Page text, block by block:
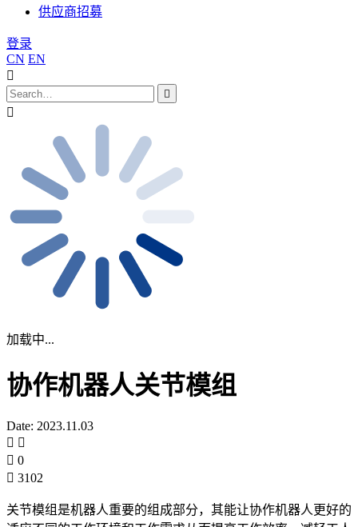
供应商招募
登录
CN EN
加载中...
协作机器人关节模组
Date: 2023.11.03
0
3102
关节模组是机器人重要的组成部分，其能让协作机器人更好的